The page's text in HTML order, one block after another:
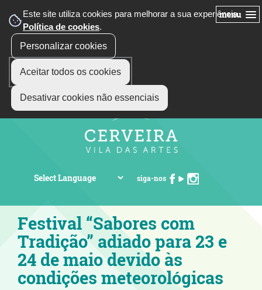
Este site utiliza cookies para melhorar a sua experiência.
Política de cookies.
Personalizar cookies
Aceitar todos os cookies
Desativar cookies não essenciais
menu
siga-nos
Festival “Sabores com
Tradição” adiado para 23 e
24 de maio devido às
condições meteorológicas